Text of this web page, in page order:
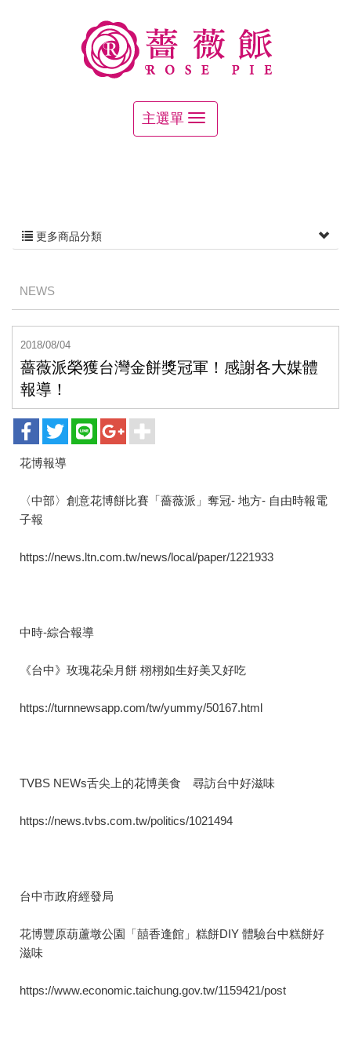
更多商品分類
NEWS
2018/08/04
薔薇派榮獲台灣金餅獎冠軍！感謝各大媒體
報導！
花博報導
〈中部〉創意花博餅比賽「薔薇派」奪冠- 地方- 自由時報電
子報
https://news.ltn.com.tw/news/local/paper/1221933
中時-綜合報導
《台中》玫瑰花朵月餅 栩栩如生好美又好吃
https://turnnewsapp.com/tw/yummy/50167.html
TVBS NEWs舌尖上的花博美食 尋訪台中好滋味
https://news.tvbs.com.tw/politics/1021494
台中市政府經發局
花博豐原葫蘆墩公園「囍香逢館」糕餅DIY 體驗台中糕餅好
滋味
https://www.economic.taichung.gov.tw/1159421/post